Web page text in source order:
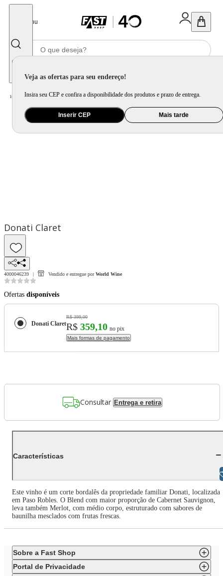
Menu
Veja as ofertas para seu endereço!
Insira seu CEP e confira a disponibilidade dos produtos e prazo de entrega.
Inserir CEP Mais tarde
Home Mercado / Bebida Vinho
Donati Claret
4000046239 Vendido e entregue por World Wine
Ofertas disponíveis
Donati Claret
R$ 399,00
R$ 359,10 no pix
Mais formas de pagamento
Consultar Entrega e retira
Características
Este vinho é um corte bordalês da propriedade familiar Donati, localizada
em Paso Robles. O Blend com maior proporção de Cabernet Sauvignon,
leva também Merlot, com médio corpo, estruturado com sabores de
baunilha mesclados com frutas frescas.
Sobre a Fast Shop
Portal de Privacidade